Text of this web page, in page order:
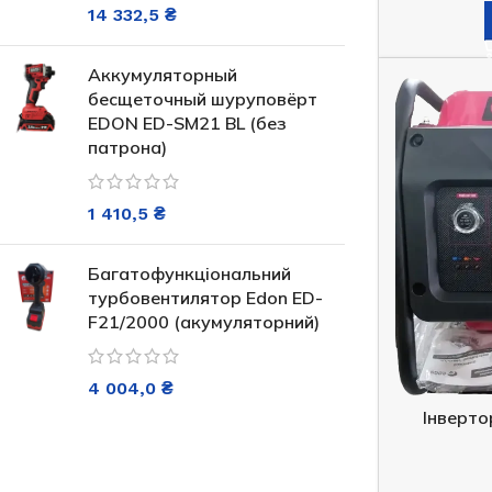
ДОДАТИ В КОШИК Немає
Генератор
прицепе
Під
3
14 332,5 ₴
Аккумуляторный
бесщеточный шуруповёрт
EDON ED-SM21 BL (без
патрона)
1 410,5 ₴
Багатофункціональний
турбовентилятор Edon ED-
F21/2000 (акумуляторний)
4 004,0 ₴